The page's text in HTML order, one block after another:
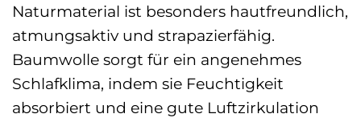
Naturmaterial ist besonders hautfreundlich,
atmungsaktiv und strapazierfähig.
Baumwolle sorgt für ein angenehmes
Schlafklima, indem sie Feuchtigkeit
absorbiert und eine gute Luftzirkulation